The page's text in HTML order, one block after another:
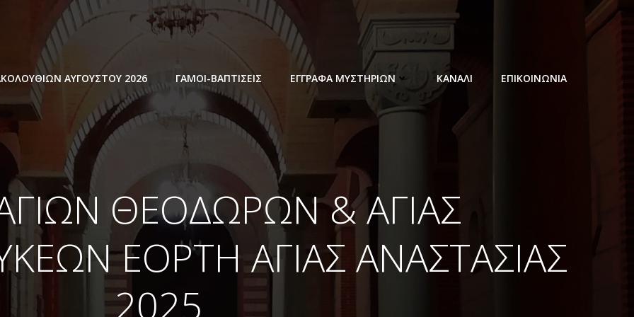
ΑΥΓΟΥΣΤΟΥ 2026 ΓΑΜΟΙ-ΒΑΠΤΙΣΕΙΣ ΕΓΓΡΑΦΑ ΜΥΣΤΗΡΙΩΝ ΚΑΝΑΛΙ ΕΠΙΚΟΙΝΩΝΙΑ
ΘΕΟΔΩΡΩΝ & ΑΓΙΑΣ
ΕΟΡΤΗ ΑΓΙΑΣ ΑΝΑΣΤΑΣΙΑΣ
2025